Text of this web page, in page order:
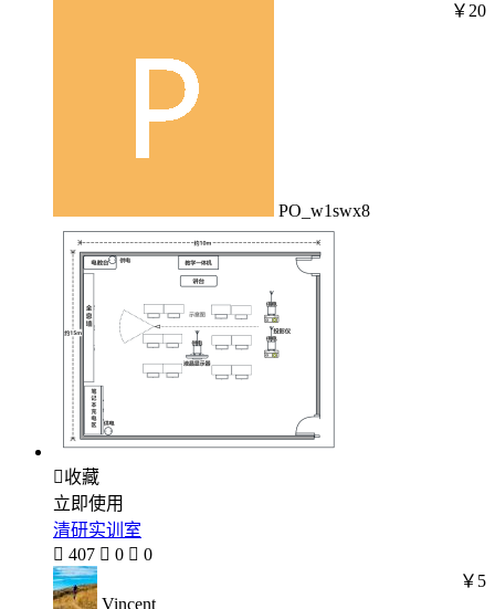
PO_w1swx8
￥20
收藏
立即使用
清研实训室
 407  0  0
Vincent
￥5